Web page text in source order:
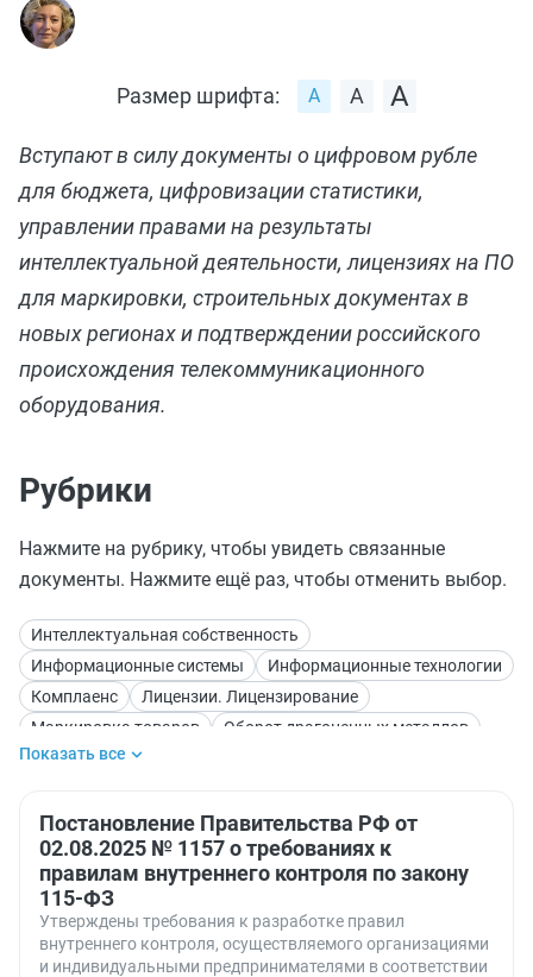
Размер шрифта:
Вступают в силу документы о цифровом рубле
для бюджета, цифровизации статистики,
управлении правами на результаты
интеллектуальной деятельности, лицензиях на ПО
для маркировки, строительных документах в
новых регионах и подтверждении российского
происхождения телекоммуникационного
оборудования.
Рубрики
Нажмите на рубрику, чтобы увидеть связанные
документы. Нажмите ещё раз, чтобы отменить выбор.
Интеллектуальная собственность
Информационные системы
Информационные технологии
Комплаенс
Лицензии. Лицензирование
Маркировка товаров
Оборот драгоценных металлов
Подозрительные операции
Противодействие отмыванию доходов (115-ФЗ)
Российские товары
СРО — саморегулируемые организации
Статистическая отчетность
Цифровизация
Цифровой рубль
Показать все
Постановление Правительства РФ от
02.08.2025 № 1157 о требованиях к
правилам внутреннего контроля по закону
115-ФЗ
Утверждены требования к разработке правил
внутреннего контроля, осуществляемого организациями
и индивидуальными предпринимателями в соответствии